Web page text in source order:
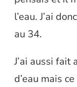
l’eau. J’ai
au 34.
J’ai aussi
d’eau mais